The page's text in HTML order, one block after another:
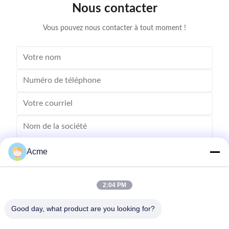
efficiently while maintaining their integrity. Advanced
Nous contacter
Vous pouvez nous contacter à tout moment !
Envoyez
Acme
2:04 PM
Good day, what product are you looking for?